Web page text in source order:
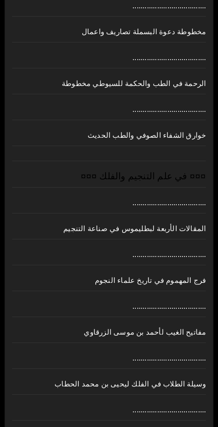
....................................
مخطوطة دعوة البسملة تصاريف واعمال
....................................
الرحمة في الطب والحكمة للسيوطي مخطوطة
....................................
خوارق الشفاء الصوفي والطب الحديث
¤¤¤ في علم التنجيم والفلك ¤¤¤
....................................
المقالات الأربعة لبطليموس في صناعة التنجيم
....................................
فرج المهموم في تاريخ علماء النجوم
....................................
مفاتيح الغيب لأحمد بن موسى الزرقاوي
....................................
وسيلة الطلاب في الفلك ليحيى بن محمد الحطاب
....................................